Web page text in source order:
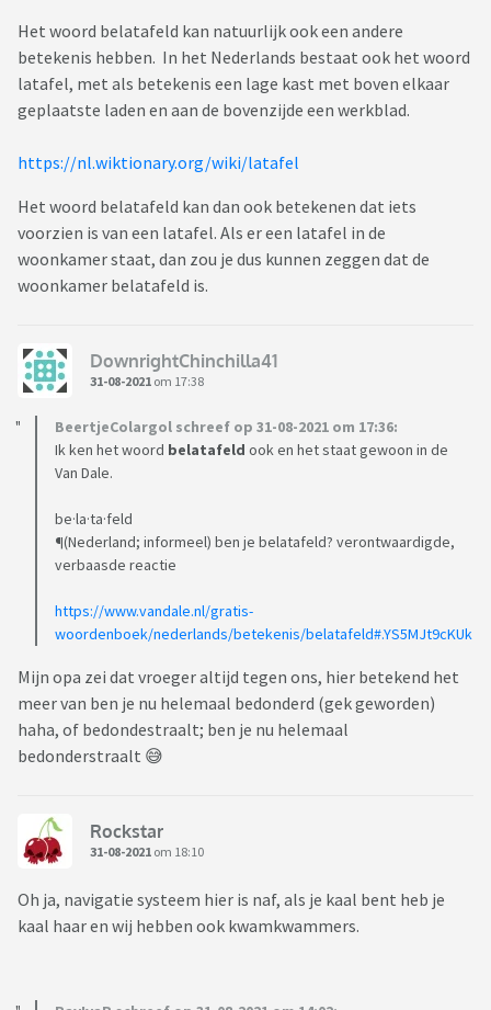
Het woord belatafeld kan natuurlijk ook een andere
betekenis hebben. In het Nederlands bestaat ook het woord
latafel, met als betekenis een lage kast met boven elkaar
geplaatste laden en aan de bovenzijde een werkblad.
https://nl.wiktionary.org/wiki/latafel
Het woord belatafeld kan dan ook betekenen dat iets
voorzien is van een latafel. Als er een latafel in de
woonkamer staat, dan zou je dus kunnen zeggen dat de
woonkamer belatafeld is.
DownrightChinchilla41
31-08-2021 om 17:38
BeertjeColargol schreef op 31-08-2021 om 17:36:
Ik ken het woord belatafeld ook en het staat gewoon in de
Van Dale.
be·la·ta·feld
¶(Nederland; informeel) ben je belatafeld? verontwaardigde,
verbaasde reactie
https://www.vandale.nl/gratis-
woordenboek/nederlands/betekenis/belatafeld#.YS5MJt9cKUk
Mijn opa zei dat vroeger altijd tegen ons, hier betekend het
meer van ben je nu helemaal bedonderd (gek geworden)
haha, of bedondestraalt; ben je nu helemaal
bedonderstraalt 😅
Rockstar
31-08-2021 om 18:10
Oh ja, navigatie systeem hier is naf, als je kaal bent heb je
kaal haar en wij hebben ook kwamkwammers.